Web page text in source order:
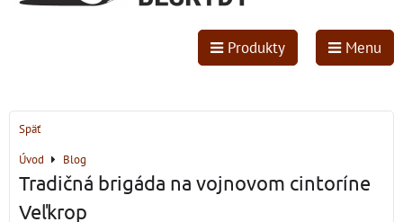
Produkty Menu
Späť
Úvod
Blog
Tradičná brigáda na vojnovom cintoríne
Veľkrop